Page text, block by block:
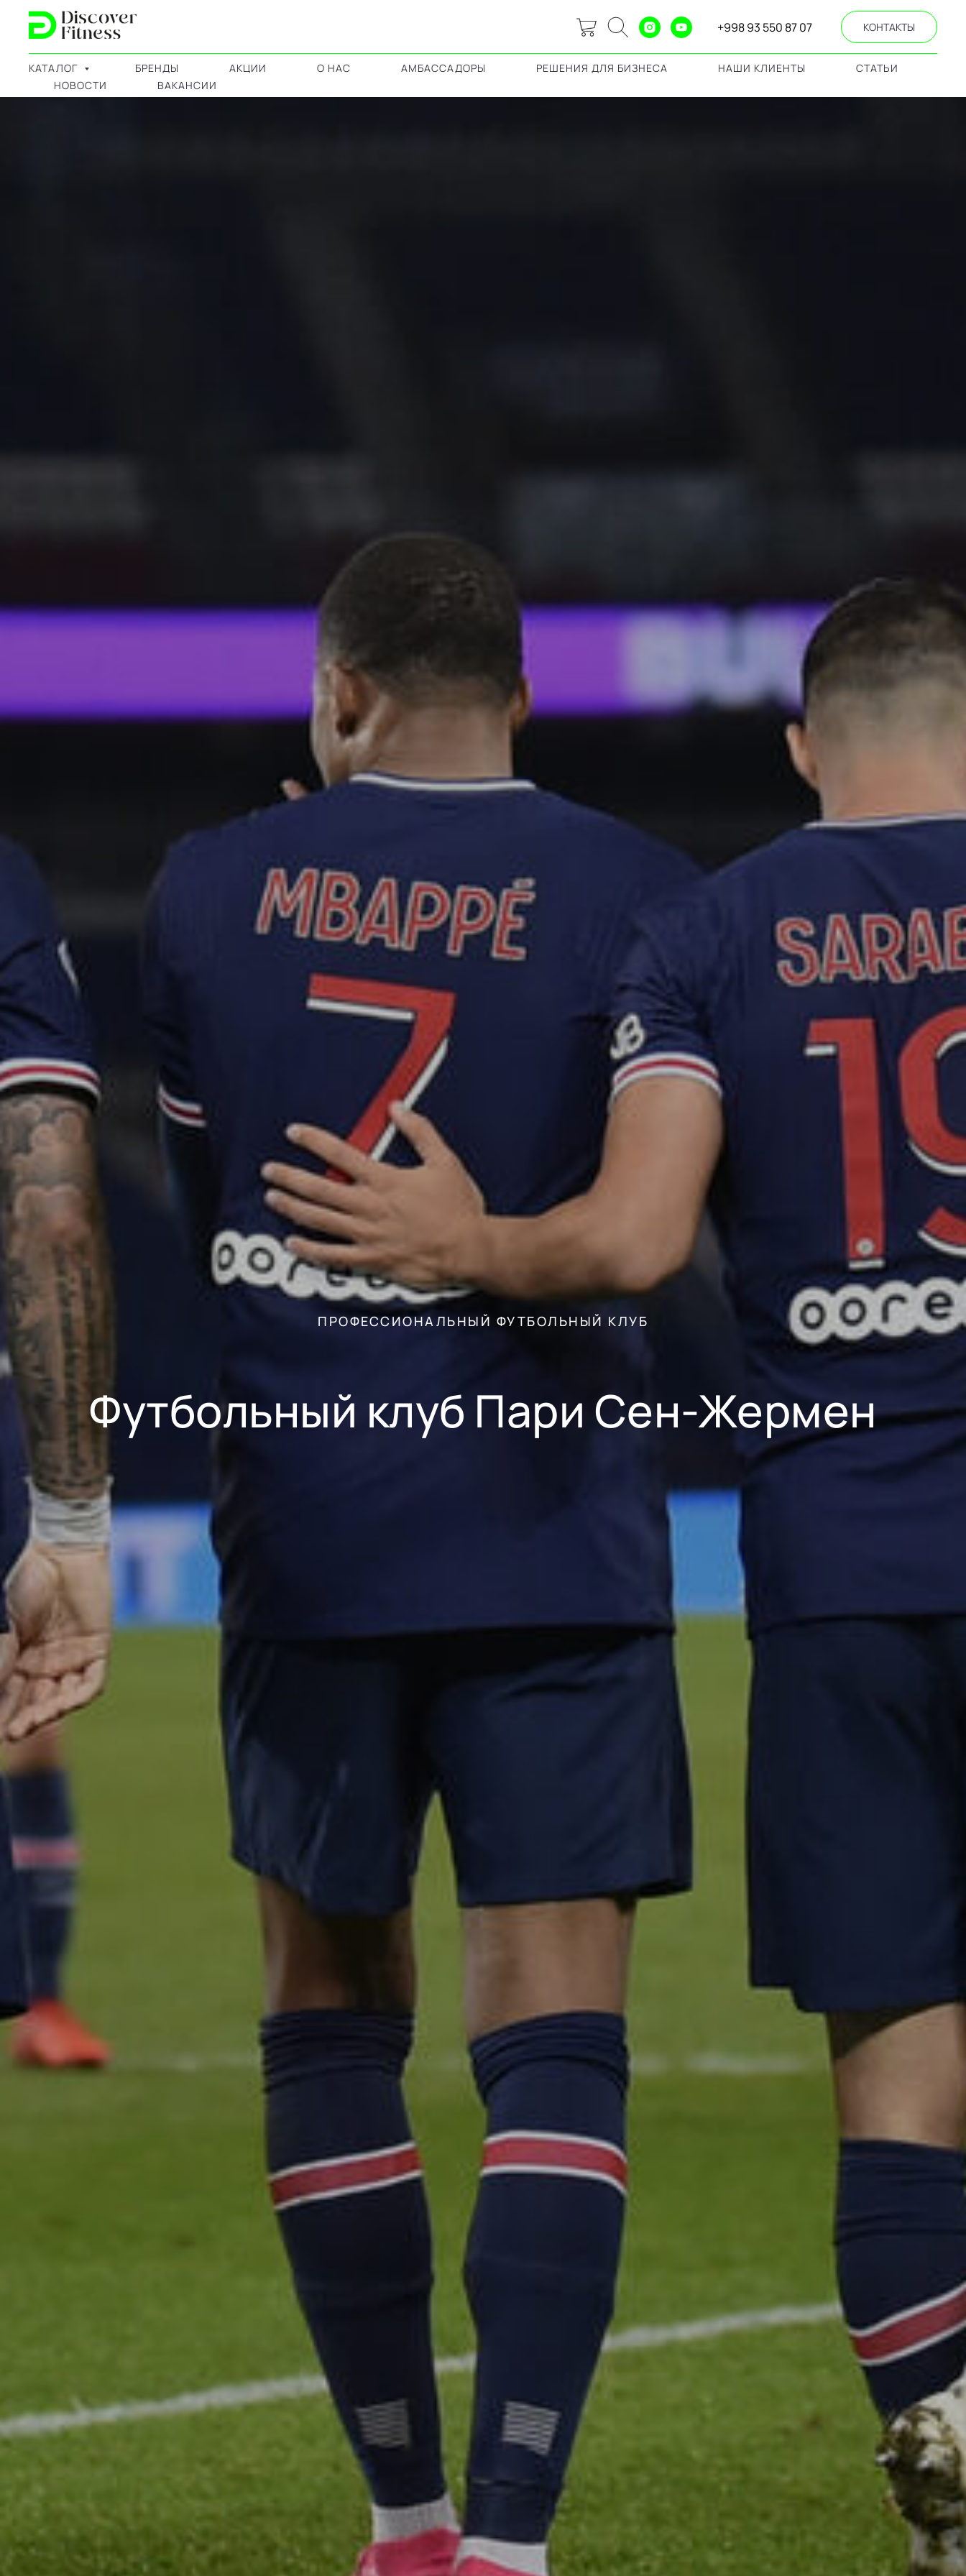
+998 93 550 87 07 КОНТАКТЫ
КАТАЛОГ БРЕНДЫ АКЦИИ О НАС АМБАССАДОРЫ РЕШЕНИЯ ДЛЯ БИЗНЕСА НАШИ КЛИЕНТЫ
СТАТЬИ
НОВОСТИ
ВАКАНСИИ
ПРОФЕССИОНАЛЬНЫЙ ФУТБОЛЬНЫЙ КЛУБ
Футбольный клуб Пари Сен-Жермен